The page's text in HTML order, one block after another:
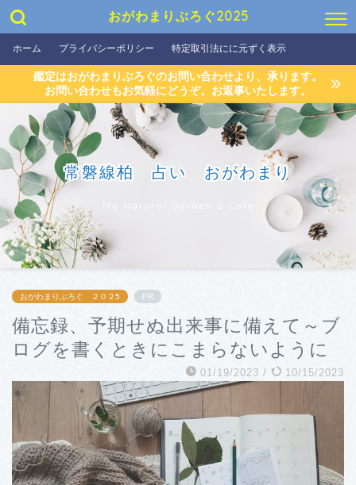
おがわまりぶろぐ2025
ホーム プライバシーポリシー 特定取引法にに元ずく表示
鑑定はおがわまりぶろぐのお問い合わせより、承ります。
お問い合わせもお気軽にどうぞ。お返事いたします。
常磐線柏 占い おがわまり
おがわまりぶろぐ ２０２5 PR
備忘録、予期せぬ出来事に備えて～ブ
ログを書くときにこまらないように
01/19/2023 / 10/15/2023